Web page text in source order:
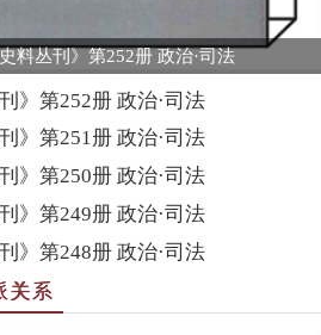
料丛刊》第252册 政治·司法
》第252册 政治·司法
》第251册 政治·司法
》第250册 政治·司法
》第249册 政治·司法
》第248册 政治·司法
关系